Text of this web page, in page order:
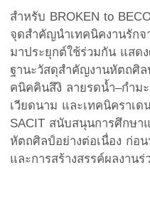
สำหรับ BROKEN to
จุดสำคัญนำเทคนิคงานรัก
มาประยุกต์ใช้ร่วมกัน แสด
ฐานะวัสดุสำคัญงานหัตถศิล
คนิคคินสึงิ ลายรดน้ำ–กำม
เวียดนาม และเทคนิคราเ
SACIT สนับสนุนการศึกษ
หัตถศิลป์อย่างต่อเนื่อง ก่อ
และการสร้างสรรค์ผลงาน